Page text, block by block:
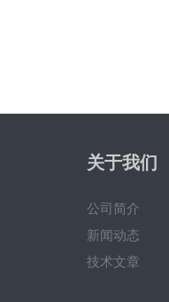
关于我们
公司简介
新闻动态
技术文章